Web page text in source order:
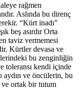
rağmen
Aslında bu direnç
“Kürt inadı”
beş asırdır Orta
taviz vermemesi
Kürtler devasa ve
bu zenginliğin
toleransı kendi içinde
aydın ve öncülerin, bu
ortak bir tutum